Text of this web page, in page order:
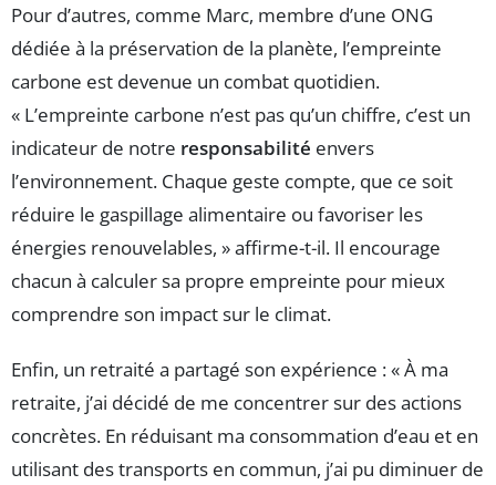
Pour d’autres, comme Marc, membre d’une ONG
dédiée à la préservation de la planète, l’empreinte
carbone est devenue un combat quotidien.
« L’empreinte carbone n’est pas qu’un chiffre, c’est un
indicateur de notre responsabilité envers
l’environnement. Chaque geste compte, que ce soit
réduire le gaspillage alimentaire ou favoriser les
énergies renouvelables, » affirme-t-il. Il encourage
chacun à calculer sa propre empreinte pour mieux
comprendre son impact sur le climat.
Enfin, un retraité a partagé son expérience : « À ma
retraite, j’ai décidé de me concentrer sur des actions
concrètes. En réduisant ma consommation d’eau et en
utilisant des transports en commun, j’ai pu diminuer de